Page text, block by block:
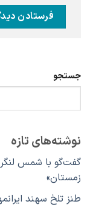
جستجو
نوشته‌های تازه
گفت‌گو با شمس
زمستان»
طنز تلخ سهند